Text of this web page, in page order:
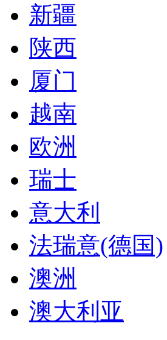
新疆
陕西
厦门
越南
欧洲
瑞士
意大利
法瑞意(德国)
澳洲
澳大利亚